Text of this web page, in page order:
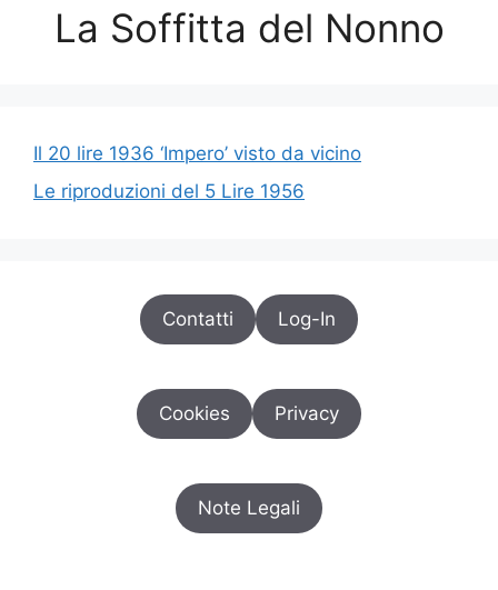
La Soffitta del Nonno
Il 20 lire 1936 ‘Impero’ visto da vicino
Le riproduzioni del 5 Lire 1956
Contatti Log-In
Cookies Privacy
Note Legali